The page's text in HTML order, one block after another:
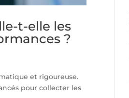
t-elle les
?
et rigoureuse.
pour collecter les